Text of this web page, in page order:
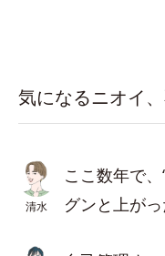
気になるニオイ
清水
ここ数年で
グンと上がっ